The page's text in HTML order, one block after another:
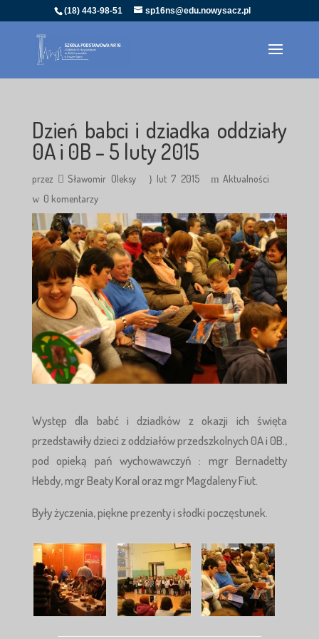
(18) 443-98-51 sp16ns@edu.nowysacz.pl
Dzień babci i dziadka oddziały
0A i 0B – 5 luty 2015
przez Sławomir Oleksy lut 7 2015
Aktualności
0 komentarzy
Występ dla babć i dziadków z okazji ich święta
przedstawiły dzieci z oddziałów przedszkolnych 0A i 0B.,
pod opieką pań wychowawczyń : mgr Bernadetty
Hebdy, mgr Beaty Koral oraz mgr Magdaleny Fiut.
Były życzenia, piękne prezenty i słodki poczęstunek.